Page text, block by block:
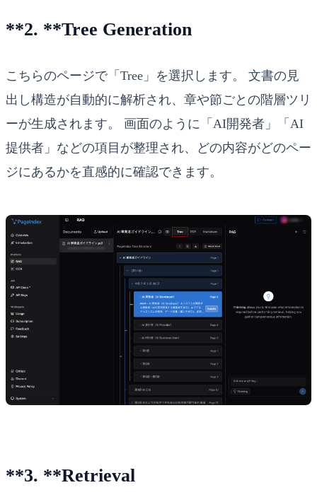
**2. **Tree Generation
こちらのページで「Tree」を選択します。 文書の見
出し構造が自動的に解析され、章や節ごとの階層ツリ
ーが生成されます。 画面のように「AI開発者」「AI
提供者」などの項目が整理され、どの内容がどのペー
ジにあるかを直感的に確認できます。
**3. **Retrieval